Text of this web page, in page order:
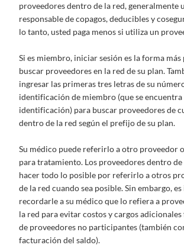
proveedores dentro de la red, generalmente
responsable de copagos, deducibles y
lo tanto, usted paga menos si utiliza un
Si es miembro, iniciar sesión es la forma más
buscar proveedores en la red de su plan.
ingresar las primeras tres letras de su
identificación de miembro (que se encuentra
identificación) para buscar proveedores de
dentro de la red según el prefijo de su plan.
Su médico puede referirlo a otro proveedor
para tratamiento. Los proveedores dentro de
hacer todo lo posible por referirlo a otros
de la red cuando sea posible. Sin embargo,
recordarle a su médico que lo refiera a
la red para evitar costos y cargos adicionales
de proveedores no participantes (también
facturación del saldo).